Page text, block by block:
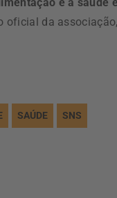
oficial da
SAÚDE SNS